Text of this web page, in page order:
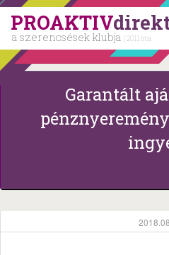
PROAKTIV
a szerencsések klubja | 2011 óta
Garantált